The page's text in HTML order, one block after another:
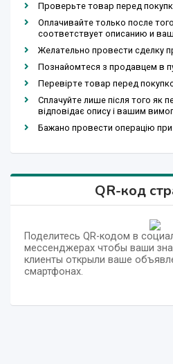
Проверьте товар перед
Оплачивайте только после
соответствует описанию и
Желательно провести сделку
Познайомтеся з продавцем в
Перевірте товар перед
Сплачуйте лише після того як
відповідає опису і вашим
Бажано провести операцію при
QR-код
Поделитесь QR-кодом в
мессенджерах чтобы ваши
клиенты открыли ваше
смартфонах.